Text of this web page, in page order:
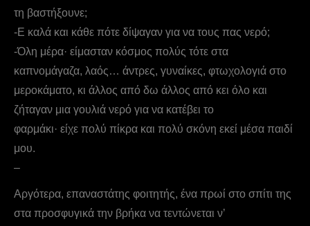
τη βαστήξουνε;
-Ε καλά και κάθε πότε δίψαγαν για να τους πας νερό;
-Όλη μέρα· είμασταν κόσμος πολύς τότε στα
καπνομάγαζα, λαός… άντρες, γυναίκες, φτωχολογιά στο
μεροκάματο, κι άλλος από δω άλλος από κει όλο και
ζήταγαν μια γουλιά νερό για να κατέβει το
φαρμάκι· είχε πολύ πίκρα και πολύ σκόνη εκεί μέσα παιδί
μου.
–
Αργότερα, επαναστάτης φοιτητής, ένα πρωί στο σπίτι της
στα προσφυγικά την βρήκα να τεντώνεται ν’